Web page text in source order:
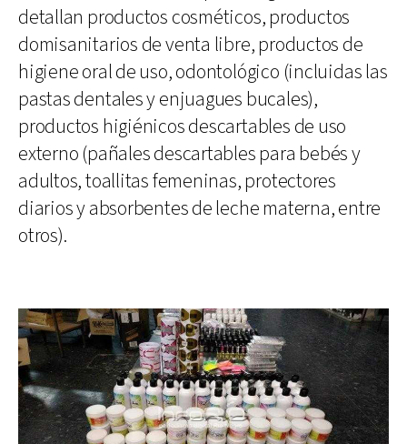
detallan productos cosméticos, productos
domisanitarios de venta libre, productos de
higiene oral de uso, odontológico (incluidas las
pastas dentales y enjuagues bucales),
productos higiénicos descartables de uso
externo (pañales descartables para bebés y
adultos, toallitas femeninas, protectores
diarios y absorbentes de leche materna, entre
otros).